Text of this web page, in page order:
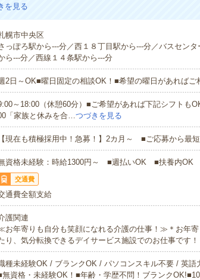
を見る
幌市中央区
っぽろ駅から---分／西１８丁目駅から---分／バスセン
ら---分／西線１４条駅から---分
2日～OK■曜日固定の相談OK！■希望の曜日があればご
～18:00（休憩60分）■ご希望があれば下記シフトも
「家族と休みを合…つづきを見る
【現在も積極採用中！急募！】2カ月～ ■ご応募から最
資格未経験：時給1300円～ ■週払いOK ■扶養内OK
交通費
通費全額支給
護関連
お年寄りも自分も笑顔になれる介護の仕事！≫＊お年
り、気分転換できるデイサービス施設でのお仕事です
種未経験OK / ブランクOK / パソコンスキル不要 / 英語
無資格・未経験OK！■年齢・学歴不問！ブランク